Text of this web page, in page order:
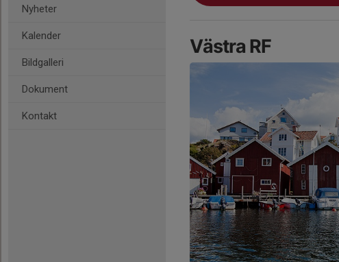
Nyheter
Kalender
Bildgalleri
Dokument
Kontakt
Västra RF